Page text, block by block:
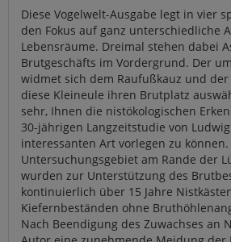
Diese Vogelwelt-Ausgabe legt in vier
den Fokus auf ganz unterschiedliche
Lebensräume. Dreimal stehen dabei
Brutgeschäfts im Vordergrund. Der
widmet sich dem Raufußkauz und der
diese Kleineule ihren Brutplatz
sehr, Ihnen die nistökologischen
30-jährigen Langzeitstudie von
interessanten Art vorlegen zu
Untersuchungsgebiet am Rande der
wurden zur Unterstützung des
kontinuierlich über 15 Jahre
Kiefernbeständen ohne
Nach Beendigung des Zuwachses an